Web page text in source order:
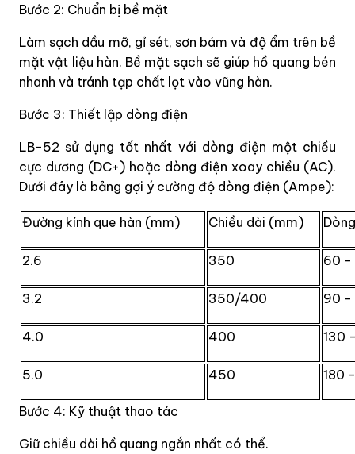
Bước 2: Chuẩn bị bề mặt
Làm sạch dầu mỡ, gỉ sét, sơn bám và độ ẩm trên bề
mặt vật liệu hàn. Bề mặt sạch sẽ giúp hồ quang bén
nhanh và tránh tạp chất lọt vào vũng hàn.
Bước 3: Thiết lập dòng điện
LB-52 sử dụng tốt nhất với dòng điện một chiều
cực dương (DC+) hoặc dòng điện xoay chiều (AC).
Dưới đây là bảng gợi ý cường độ dòng điện (Ampe):
Đường kính que hàn (mm) Chiều dài (mm)
2.6 350 60 -
3.2 350/400 90 -
4.0 400 130
5.0 450 180
Bước 4: Kỹ thuật thao tác
Giữ chiều dài hồ quang ngắn nhất có thể.